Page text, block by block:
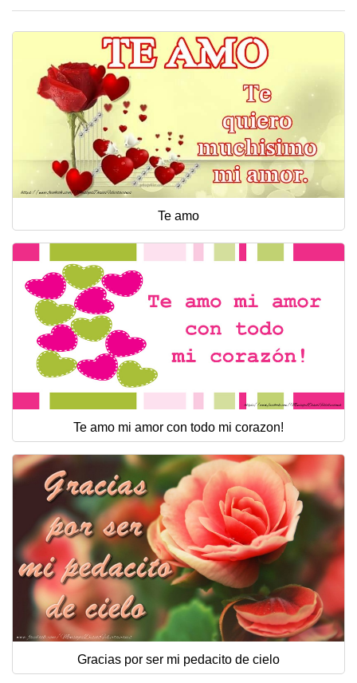
Te amo
Te amo mi amor con todo mi corazon!
Gracias por ser mi pedacito de cielo